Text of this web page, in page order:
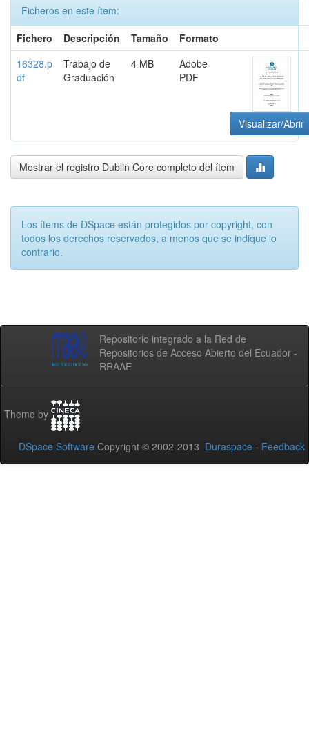
Ficheros en este ítem:
Fichero
Descripción Tamaño
Formato
16328.p
df
Trabajo de
Graduación
4 MB
Adobe
PDF
Visualizar/Abrir
Mostrar el registro Dublin Core completo del ítem
Los ítems de DSpace están protegidos por copyright, con
todos los derechos reservados, a menos que se indique lo
contrario.
Repositorio integrado a la Red de
Repositorios de Acceso Abierto del Ecuador -
RRAAE
Theme by
DSpace Software Copyright © 2002-2013 Duraspace - Feedback